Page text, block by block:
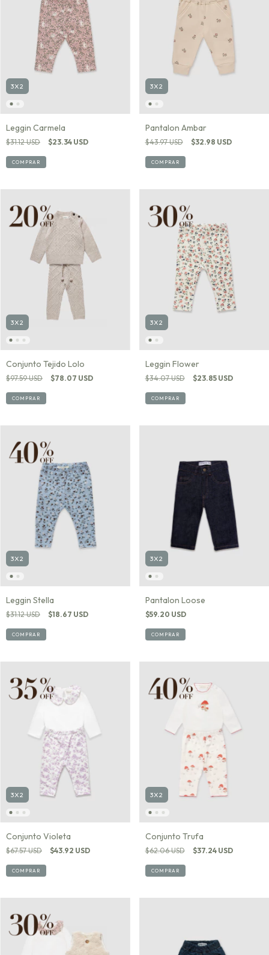
3X2
Leggin Carmela
$31.12 USD $23.34 USD
COMPRAR
3X2
Pantalon Ambar
$43.97 USD $32.98 USD
COMPRAR
3X2
Conjunto Tejido Lolo
$97.59 USD $78.07 USD
COMPRAR
3X2
Leggin Flower
$34.07 USD $23.85 USD
COMPRAR
3X2
Leggin Stella
$31.12 USD $18.67 USD
COMPRAR
3X2
Pantalon Loose
$59.20 USD
COMPRAR
3X2
Conjunto Violeta
$67.57 USD $43.92 USD
COMPRAR
3X2
Conjunto Trufa
$62.06 USD $37.24 USD
COMPRAR